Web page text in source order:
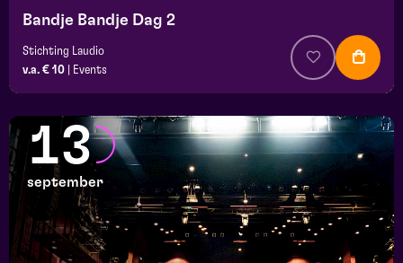
Bandje Bandje Dag 2
Stichting Laudio
v.a. € 10
Events
13
september